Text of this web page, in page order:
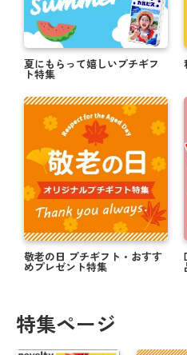
対象商品購入者全員 お年
＼ 新米でお届け！ ／ 米
もうっ！
写真入り敬老の日ギフ
帰省の手土産はオリジナ
夏に贈って喜ばれる！オリ
【購入者全員対象】父の
まだ間に合う！≪5/14≫母
思い出をカタチに☆彡卒業
夏にもらって嬉しいプチギフ
ト特集
敬老の日 プチギフト・おすす
めプレゼント特集
特集ページ